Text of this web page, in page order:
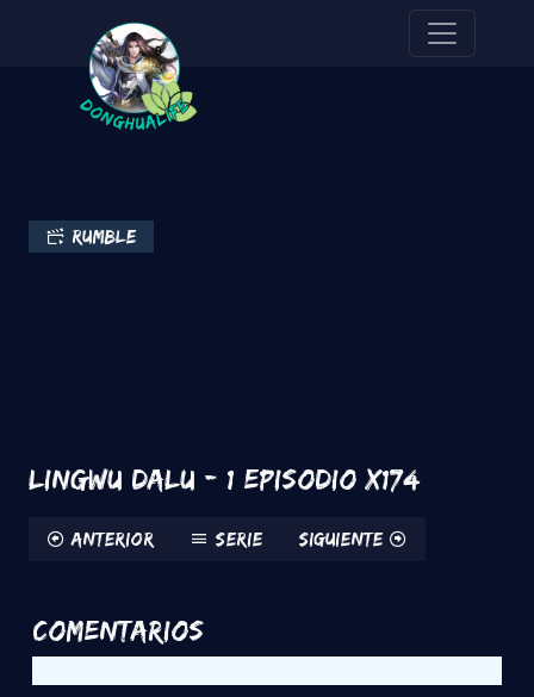
rumble
Lingwu Dalu - 1 Episodio x174
Anterior Serie Siguiente
Comentarios